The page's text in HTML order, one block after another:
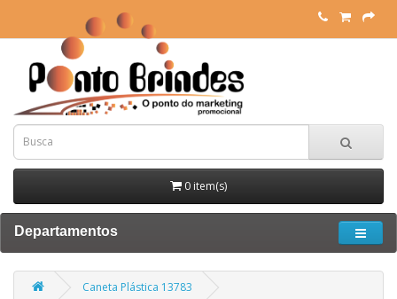
0 item(s)
Departamentos
Caneta Plástica 13783